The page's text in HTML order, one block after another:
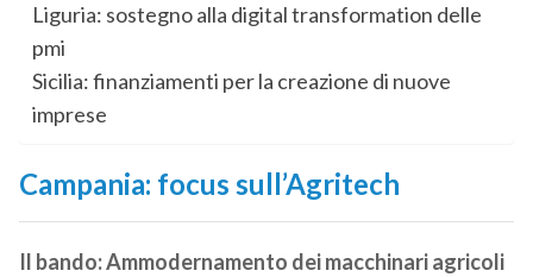
Liguria: sostegno alla digital transformation delle
pmi
Sicilia: finanziamenti per la creazione di nuove
imprese
Campania: focus sull’Agritech
Il bando: Ammodernamento dei macchinari agricoli